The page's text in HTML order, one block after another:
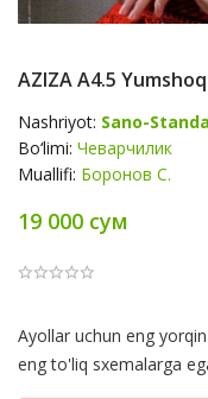
AZIZA А4.5 Yumshoq
Nashriyot: Sano-
Bo‘limi: Чеварчилик
Muallifi: Боронов С.
19 000 сум
Product
Summery
Ayollar uchun eng
eng to'liq sxemalarga